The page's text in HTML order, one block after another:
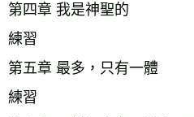
第四章 我是神聖的
練習
第五章 最多，只有一體
練習